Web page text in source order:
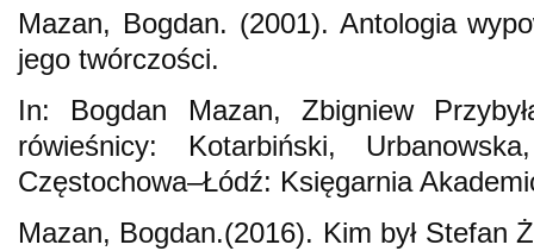
Mazan, Bogdan. (2001). Antologia
jego twórczości.
In: Bogdan Mazan, Zbigniew
rówieśnicy: Kotarbiński,
Częstochowa–Łódź: Księgarnia
Mazan, Bogdan.(2016). Kim był Stefan